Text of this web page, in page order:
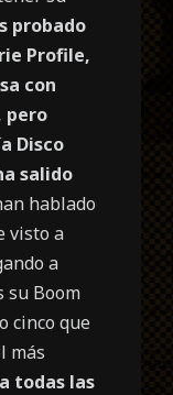
probado
Profile,
con
pero
Disco
salido
hablado
visto a
a
su Boom
cinco que
más
todas las